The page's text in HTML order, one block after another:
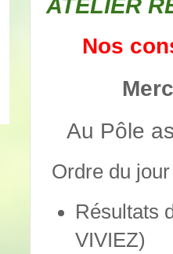
ATELIER
Nos
Au Pôle
Ordre du
Résultats
VIVIEZ)